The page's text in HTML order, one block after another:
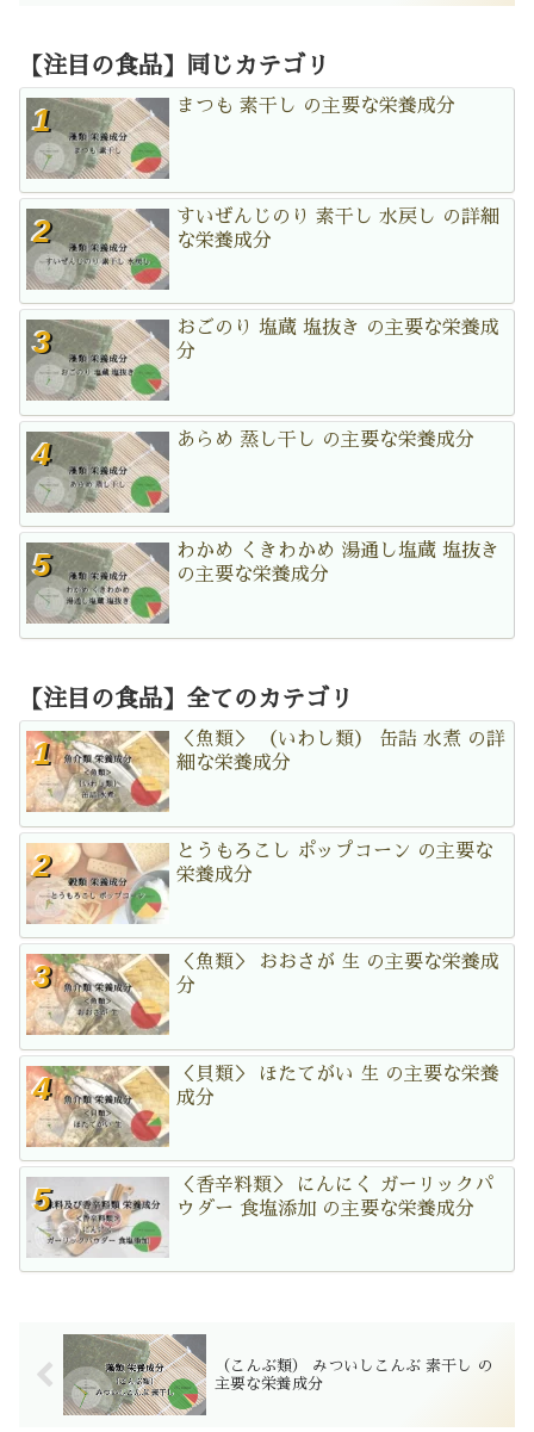
【注目の食品】同じカテゴリ
まつも 素干し の主要な栄養成分
すいぜんじのり 素干し 水戻し の詳細
な栄養成分
おごのり 塩蔵 塩抜き の主要な栄養成
分
あらめ 蒸し干し の主要な栄養成分
わかめ くきわかめ 湯通し塩蔵 塩抜き
の主要な栄養成分
【注目の食品】全てのカテゴリ
＜魚類＞ （いわし類） 缶詰 水煮 の詳
細な栄養成分
とうもろこし ポップコーン の主要な
栄養成分
＜魚類＞ おおさが 生 の主要な栄養成
分
＜貝類＞ ほたてがい 生 の主要な栄養
成分
＜香辛料類＞ にんにく ガーリックパ
ウダー 食塩添加 の主要な栄養成分
（こんぶ類） みついしこんぶ 素干し の
主要な栄養成分